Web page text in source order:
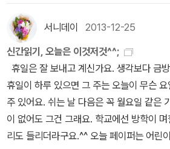
토미 그림/김경미 옮김, 현암사,
aDanceforTwo #PatriciaLeeGauch
4년)- 둘이 춤추는 타냐와 에밀리 / 타냐와
가 된 꼬마 팀》(에드워드 아디존/장미란
0.첫/2011.1.10.6벌
년)《총을 거꾸로 쏜 사자 라프카디오》(쉘
옮김, 시공주니어, 2001.3.1.첫/
StoryofLafcadio
작품 한 꼭지를 뮤지컬로 공연하기도 하고
없는 여행이었다.안타까운 게 있다면 그녀
않고 갔던 것이다. 나중에 다시 한 번 가고
먹고 <사라진 나라>를 읽었다. 이 책은 이
다. 책방 선생님들이 정말 안타까워 하던 책
구입해놓고 이제야 읽게되었다.죽을 때까
부모님 이야기, 어린 시절 살았던 마을과
이야기를 들을 수 있었다. 그 어린 시절을 린
리고 아빠도 삼중당 문고 한 두 권을 사셨
는 되어야 기억할 것이다.ㅎㅎ) 그렇게 책에
만 전집을 사기는 어려웠다. 저 주황색 전
^^ 그 중에 가장 재밌게 읽은 책을 꼽으라면
라는 책이다. 지금은 <라스무스와 방랑자
어른이 되어 이 책을 잡았을 때, 첫 장을 넘
서의 추억이 물밀듯 몰려왔다. 라스무스가
집 헛간에서 자다가 오스카를 만나고, 오스
친 빵을 먹는 대목에서 침을 꿀꺽 삼키던
서니데이 2013-12-25
신간읽기, 오늘은 이것저것^^;
휴일은 잘 보내고 계신가요. 생각보다 금
휴일이 하루 있으면 그 주는 오늘이 무슨
주 있어요. 쉬는 날 다음은 꼭 월요일 같은
이 없어도 그건 그래요. 학교에선 방학이
리도 들리더라구요.^^ 오늘 페이퍼는 어린